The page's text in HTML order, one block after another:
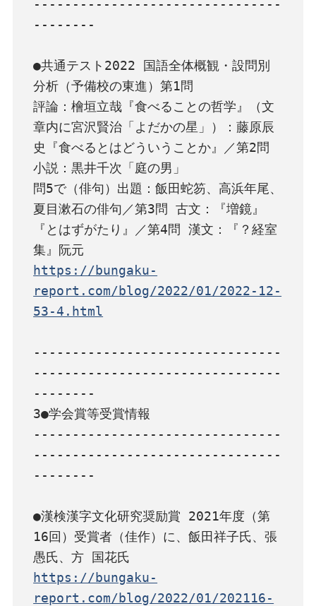
--------------------------------
--------
●共通テスト2022 国語全体概観・設問別
分析（予備校の東進）第1問
評論：檜垣立哉『食べることの哲学』（文
章内に宮沢賢治「よだかの星」）：藤原辰
史『食べるとはどういうことか』／第2問
小説：黒井千次「庭の男」
問5で（俳句）出題：飯田蛇笏、高浜年尾、
夏目漱石の俳句／第3問 古文：『増鏡』
『とはずがたり』／第4問 漢文：『？経室
https://bungaku-
report.com/blog/2022/01/2022-12-
53-4.html
--------------------------------
--------------------------------
--------
3●学会賞等受賞情報
--------------------------------
--------------------------------
--------
●漢検漢字文化研究奨励賞 2021年度（第
16回）受賞者（佳作）に、飯田祥子氏、張
https://bungaku-
report.com/blog/2022/01/202116-